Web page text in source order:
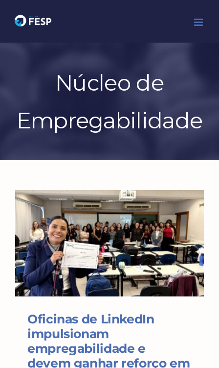
para
conteúdo
Núcleo de
Empregabilidade
Oficinas de LinkedIn
impulsionam
empregabilidade e
devem ganhar reforço em